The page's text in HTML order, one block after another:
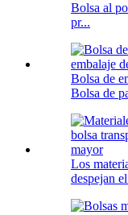
Bolsa al
pr...
Bolsa de
Bolsa de
Los
despejan